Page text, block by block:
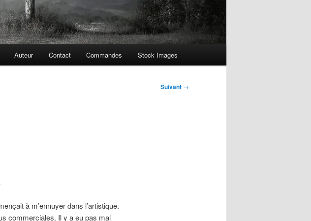
Auteur Contact Commandes Stock Images
Suivant →
à m’ennuyer dans l’artistique.
commerciales. Il y a eu pas mal